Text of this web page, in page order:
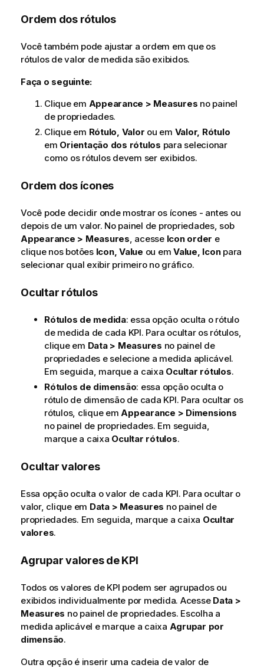
Ordem dos rótulos
Você também pode ajustar a ordem em que os
rótulos de valor de medida são exibidos.
Faça o seguinte:
Clique em Appearance > Measures no painel
de propriedades.
Clique em Rótulo, Valor ou em Valor, Rótulo
em Orientação dos rótulos para selecionar
como os rótulos devem ser exibidos.
Ordem dos ícones
Você pode decidir onde mostrar os ícones - antes ou
depois de um valor. No painel de propriedades, sob
Appearance > Measures, acesse Icon order e
clique nos botões Icon, Value ou em Value, Iconpara
selecionar qual exibir primeiro no gráfico.
Ocultar rótulos
Rótulos de medida: essa opção oculta o rótulo
de medida de cada KPI. Para ocultar os rótulos,
clique em Data > Measures no painel de
propriedades e selecione a medida aplicável.
Em seguida, marque a caixa Ocultar rótulos.
Rótulos de dimensão: essa opção oculta o
rótulo de dimensão de cada KPI. Para ocultar os
rótulos, clique emAppearance > Dimensions
no painel de propriedades. Em seguida,
marque a caixa Ocultar rótulos.
Ocultar valores
Essa opção oculta o valor de cada KPI. Para ocultar o
valor, clique em Data > Measures no painel de
propriedades. Em seguida, marque a caixa Ocultar
valores.
Agrupar valores de KPI
Todos os valores de KPI podem ser agrupados ou
exibidos individualmente por medida. Acesse Data >
Measures no painel de propriedades. Escolha a
medida aplicável e marque a caixa Agrupar por
dimensão.
Outra opção é inserir uma cadeia de valor de